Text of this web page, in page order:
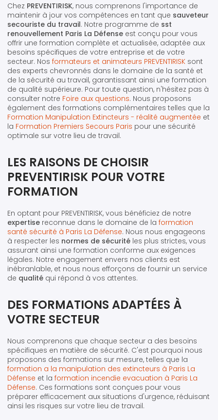
Chez PREVENTIRISK, nous comprenons l'importance de
maintenir à jour vos compétences en tant que sauveteur
secouriste du travail. Notre programme de sst
renouvellement Paris La Défense est conçu pour vous
offrir une formation complète et actualisée, adaptée aux
besoins spécifiques de votre entreprise et de votre
secteur. Nos formateurs et animateurs PREVENTIRISK sont
des experts chevronnés dans le domaine de la santé et
de la sécurité au travail, garantissant ainsi une formation
de qualité supérieure. Pour toute question, n'hésitez pas à
consulter notre Foire aux questions. Nous proposons
également des formations complémentaires telles que la
Formation Manipulation Extincteurs - réalité augmentée et
la Formation Premiers Secours Paris pour une sécurité
optimale sur votre lieu de travail.
LES RAISONS DE CHOISIR
PREVENTIRISK POUR VOTRE
FORMATION
En optant pour PREVENTIRISK, vous bénéficiez de notre
expertise reconnue dans le domaine de la formation
santé sécurité à Paris La Défense. Nous nous engageons
à respecter les normes de sécurité les plus strictes, vous
assurant ainsi une formation conforme aux exigences
légales. Notre engagement envers nos clients est
inébranlable, et nous nous efforçons de fournir un service
de qualité qui répond à vos attentes.
DES FORMATIONS ADAPTÉES À
VOTRE SECTEUR
Nous comprenons que chaque secteur a des besoins
spécifiques en matière de sécurité. C'est pourquoi nous
proposons des formations sur mesure, telles que la
formation a la manipulation des extincteurs à Paris La
Défense et la formation incendie evacuation à Paris La
Défense. Ces formations sont conçues pour vous
préparer efficacement aux situations d'urgence, réduisant
ainsi les risques sur votre lieu de travail.